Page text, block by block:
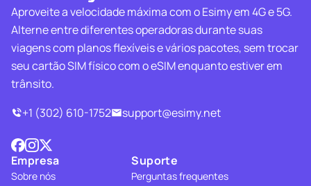
Aproveite a velocidade máxima com o Esimy em 4G e 5G.
Alterne entre diferentes operadoras durante suas
viagens com planos flexíveis e vários pacotes, sem trocar
seu cartão SIM físico com o eSIM enquanto estiver em
trânsito.
+1 (302) 610-1752
support@esimy.net
Empresa
Sobre nós
Suporte
Perguntas frequentes